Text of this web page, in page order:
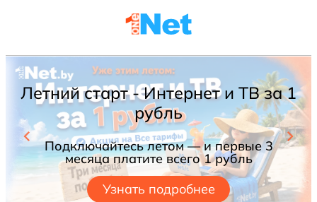
Летний старт - Интернет и ТВ за 1
рубль
Подключайтесь летом — и первые 3
месяца платите всего 1 рубль
Узнать подробнее